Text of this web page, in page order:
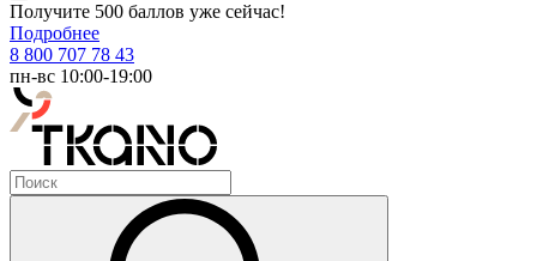
Получите 500 баллов уже сейчас!
Подробнее
8 800 707 78 43
пн-вс 10:00-19:00